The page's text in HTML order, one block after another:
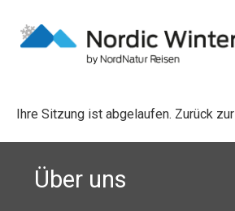
Ihre Sitzung ist abgelaufen. Zurück zur
Über uns